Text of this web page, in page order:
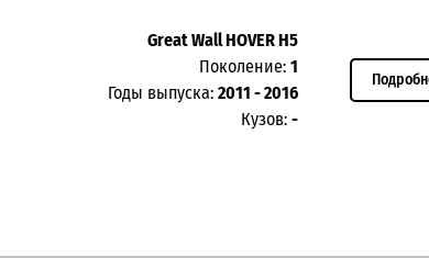
Great Wall HOVER H5
Поколение: 1
Годы выпуска: 2011 - 2016
Кузов: -